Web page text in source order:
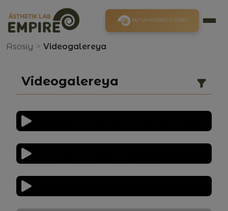
RO'YXATDAN O'TISH
Asosiy > Videogalereya
Videogalereya